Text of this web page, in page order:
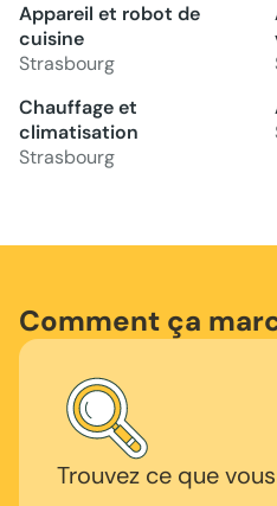
Appareil et robot de
cuisine
Strasbourg
Chauffage et
climatisation
Strasbourg
Comment ça
Trouvez ce que